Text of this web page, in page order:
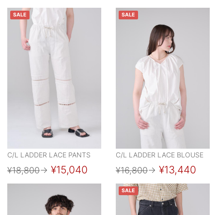
SALE
C/L LADDER LACE PANTS
¥18,800→ ¥15,040
SALE
C/L LADDER LACE BLOUSE
¥16,800→ ¥13,440
SALE